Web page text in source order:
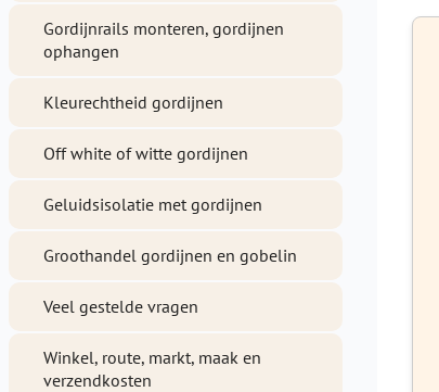
Gordijnrails monteren, gordijnen
ophangen
Kleurechtheid gordijnen
Off white of witte gordijnen
Geluidsisolatie met gordijnen
Groothandel gordijnen en gobelin
Veel gestelde vragen
Winkel, route, markt, maak en
verzendkosten